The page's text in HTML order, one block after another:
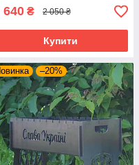
640 ₴ 2 050 ₴
Купити
–20%